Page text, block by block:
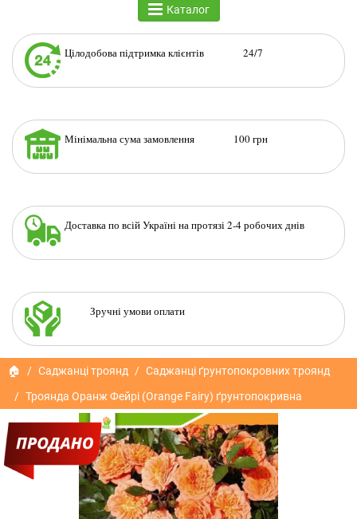
Каталог
Цілодобова підтримка клієнтів 24/7
Мінімальна сума замовлення 100 грн
Доставка по всій Україні на протязі 2-4 робочих днів
Зручні умови оплати
🏠 Саджанці троянд
Саджанці ґрунтопокровних троянд
Троянда Оранж Фейрі (Orange Fairy) ґрунтопокривна